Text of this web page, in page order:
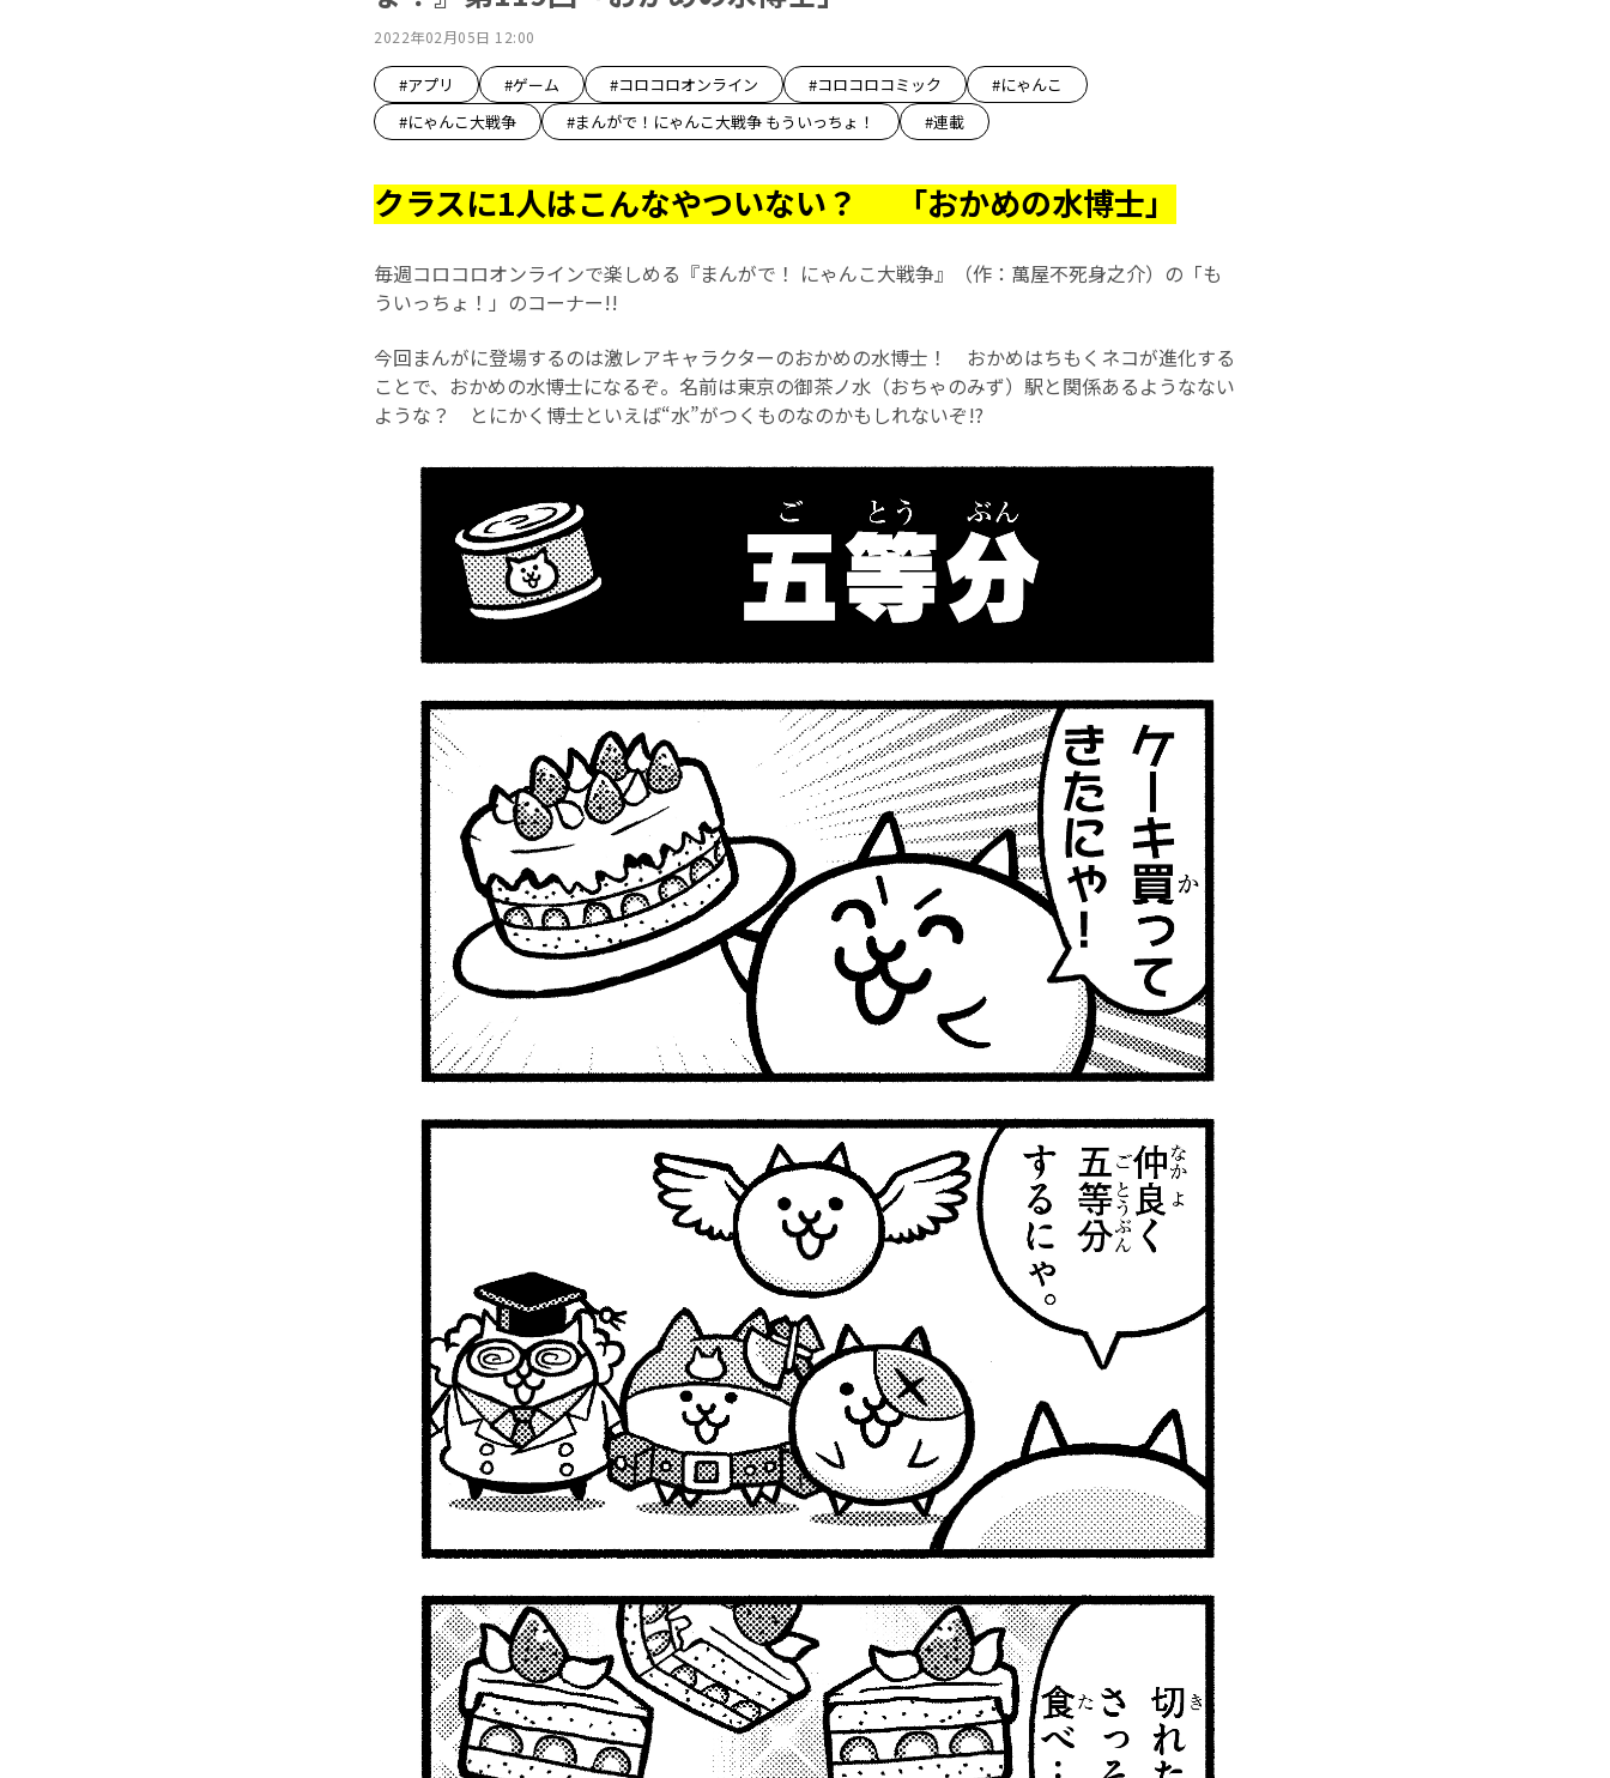
2022年02月05日 12:00
#アプリ #ゲーム #コロコロオンライン #コロコロコミック
#にゃんこ
#にゃんこ大戦争
#まんがで！にゃんこ大戦争 もういっちょ！ #連載
クラスに1人はこんなやついない？ 「おかめの水博士」
毎週コロコロオンラインで楽しめる『まんがで！ にゃんこ大戦争』（作：萬屋不死身之介）の「も
ういっちょ！」のコーナー!!
今回まんがに登場するのは激レアキャラクターのおかめの水博士！ おかめはちもくネコが進化する
ことで、おかめの水博士になるぞ。名前は東京の御茶ノ水（おちゃのみず）駅と関係あるようなない
ような？ とにかく博士といえば“水”がつくものなのかもしれないぞ!?